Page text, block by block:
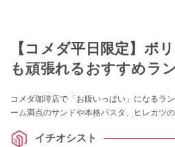
【コメダ平日限定】ボ
も頑張れるおすすめラ
コメダ珈琲店で「お腹いっぱい」になるラ
ーム満点のサンドや本格パスタ、ヒレカツ
イチオシスト